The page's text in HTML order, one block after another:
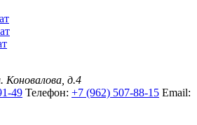
Коновалова, д.4
49 Телефон: +7 (962) 507-88-15 Email: